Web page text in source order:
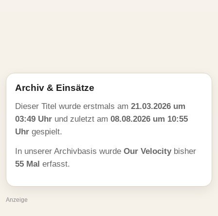
Archiv & Einsätze
Dieser Titel wurde erstmals am 21.03.2026 um
03:49 Uhr und zuletzt am 08.08.2026 um 10:55
Uhr gespielt.
In unserer Archivbasis wurde Our Velocitybisher
55 Mal erfasst.
Anzeige